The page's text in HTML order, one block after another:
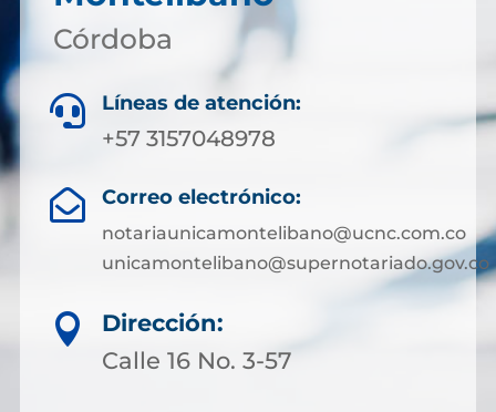
Córdoba
 Líneas de atención:
+57 3157048978
 Correo electrónico:
notariaunicamontelibano@ucnc.com.co
unicamontelibano@supernotariado.gov.co

Dirección:
Calle 16 No. 3-57